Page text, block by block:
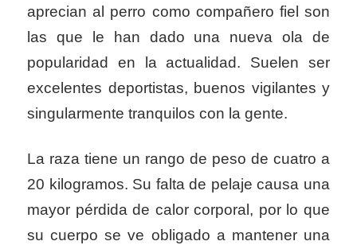
aprecian al perro como compañero fiel son
las que le han dado una nueva ola de
popularidad en la actualidad. Suelen ser
excelentes deportistas, buenos vigilantes y
singularmente tranquilos con la gente.
La raza tiene un rango de peso de cuatro a
20 kilogramos. Su falta de pelaje causa una
mayor pérdida de calor corporal, por lo que
su cuerpo se ve obligado a mantener una